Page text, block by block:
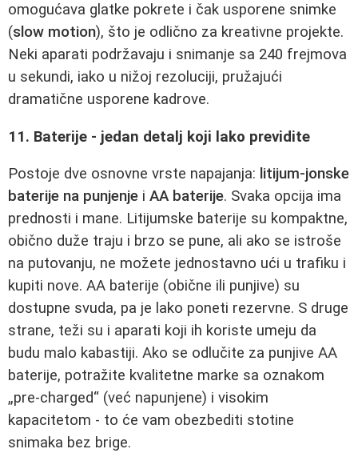
omogućava glatke pokrete i čak usporene snimke
(slow motion), što je odlično za kreativne projekte.
Neki aparati podržavaju i snimanje sa 240 frejmova
u sekundi, iako u nižoj rezoluciji, pružajući
dramatične usporene kadrove.
11. Baterije - jedan detalj koji lako previdite
Postoje dve osnovne vrste napajanja: litijum-jonske
baterije na punjenje i AA baterije. Svaka opcija ima
prednosti i mane. Litijumske baterije su kompaktne,
obično duže traju i brzo se pune, ali ako se istroše
na putovanju, ne možete jednostavno ući u trafiku i
kupiti nove. AA baterije (obične ili punjive) su
dostupne svuda, pa je lako poneti rezervne. S druge
strane, teži su i aparati koji ih koriste umeju da
budu malo kabastiji. Ako se odlučite za punjive AA
baterije, potražite kvalitetne marke sa oznakom
„pre-charged“ (već napunjene) i visokim
kapacitetom - to će vam obezbediti stotine
snimaka bez brige.